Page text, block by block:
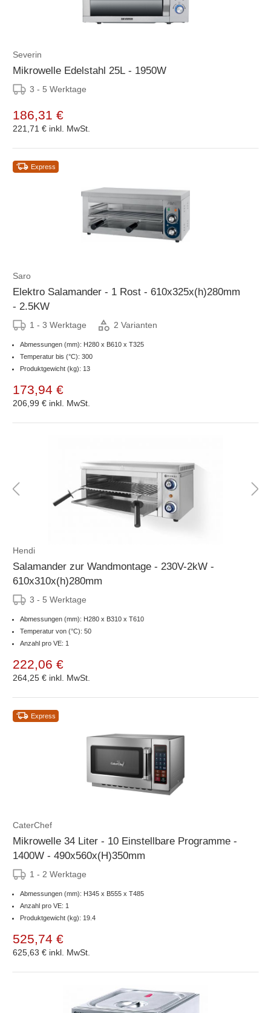
Severin
Mikrowelle Edelstahl 25L - 1950W
3 - 5 Werktage
186,31 €
221,71 € inkl. MwSt.
Express
Saro
Elektro Salamander - 1 Rost - 610x325x(h)280mm
- 2.5KW
1 - 3 Werktage 2 Varianten
Abmessungen (mm): H280 x B610 x T325
Temperatur bis (°C): 300
Produktgewicht (kg): 13
173,94 €
206,99 € inkl. MwSt.
Hendi
Salamander zur Wandmontage - 230V-2kW -
610x310x(h)280mm
3 - 5 Werktage
Abmessungen (mm): H280 x B310 x T610
Temperatur von (°C): 50
Anzahl pro VE: 1
222,06 €
264,25 € inkl. MwSt.
Express
CaterChef
Mikrowelle 34 Liter - 10 Einstellbare Programme -
1400W - 490x560x(H)350mm
1 - 2 Werktage
Abmessungen (mm): H345 x B555 x T485
Anzahl pro VE: 1
Produktgewicht (kg): 19.4
525,74 €
625,63 € inkl. MwSt.